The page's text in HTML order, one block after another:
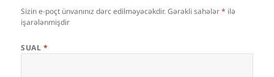
Sizin e-poçt ünvanınız dərc edilməyəcəkdir. Gərəkli sahələr* ilə
işarələnmişdir
SUAL *